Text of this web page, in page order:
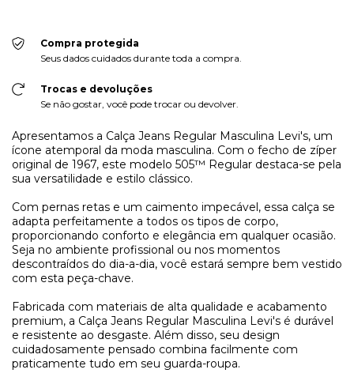
Compra protegida
Seus dados cuidados durante toda a compra.
Trocas e devoluções
Se não gostar, você pode trocar ou devolver.
Apresentamos a Calça Jeans Regular Masculina Levi's, um
ícone atemporal da moda masculina. Com o fecho de zíper
original de 1967, este modelo 505™ Regular destaca-se pela
sua versatilidade e estilo clássico.
Com pernas retas e um caimento impecável, essa calça se
adapta perfeitamente a todos os tipos de corpo,
proporcionando conforto e elegância em qualquer ocasião.
Seja no ambiente profissional ou nos momentos
descontraídos do dia-a-dia, você estará sempre bem vestido
com esta peça-chave.
Fabricada com materiais de alta qualidade e acabamento
premium, a Calça Jeans Regular Masculina Levi's é durável
e resistente ao desgaste. Além disso, seu design
cuidadosamente pensado combina facilmente com
praticamente tudo em seu guarda-roupa.